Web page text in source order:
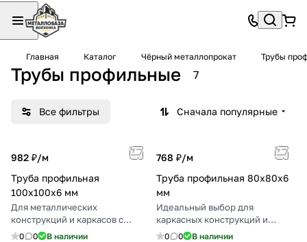
Главная Каталог Чёрный металлопрокат Трубы
Трубы профильные 7
Все фильтры Сначала популярные
982 ₽/м
Труба профильная
100х100х6 мм
Для металлических
конструкций и каркасов с
высокой нагрузкой.
0 0 В наличии
768 ₽/м
Труба профильная 80х80х6
мм
Идеальный выбор для
каркасных конструкций и
металлоконструкций.
0 0 В наличии